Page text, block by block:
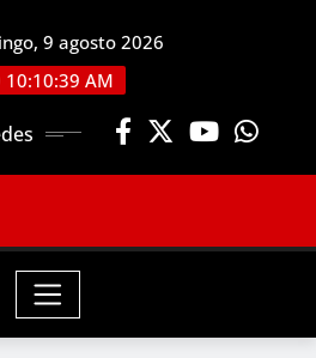
9 agosto 2026
10:10:41 AM